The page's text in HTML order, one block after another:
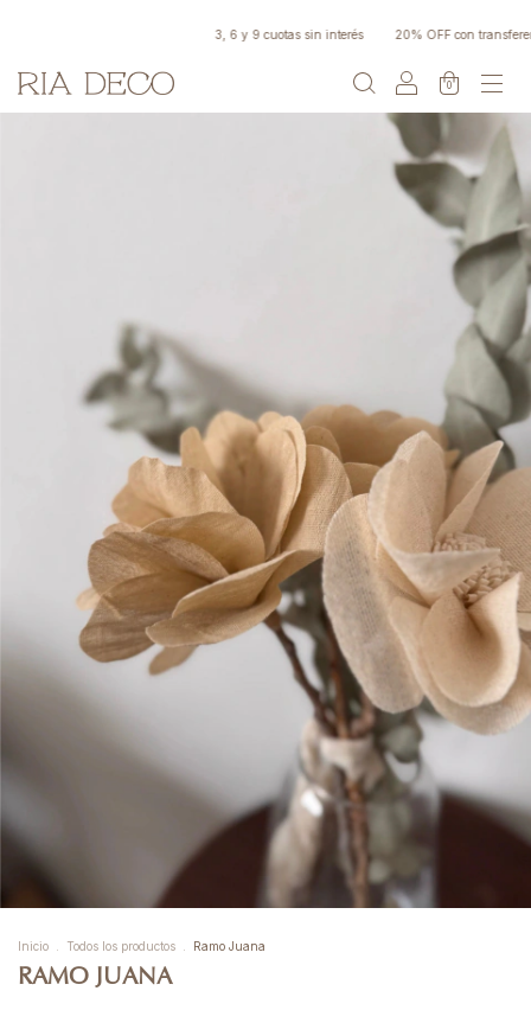
3, 6 y 9 cuotas sin interés 20% OFF con
0
Inicio Todos los productos Ramo Juana
RAMO JUANA